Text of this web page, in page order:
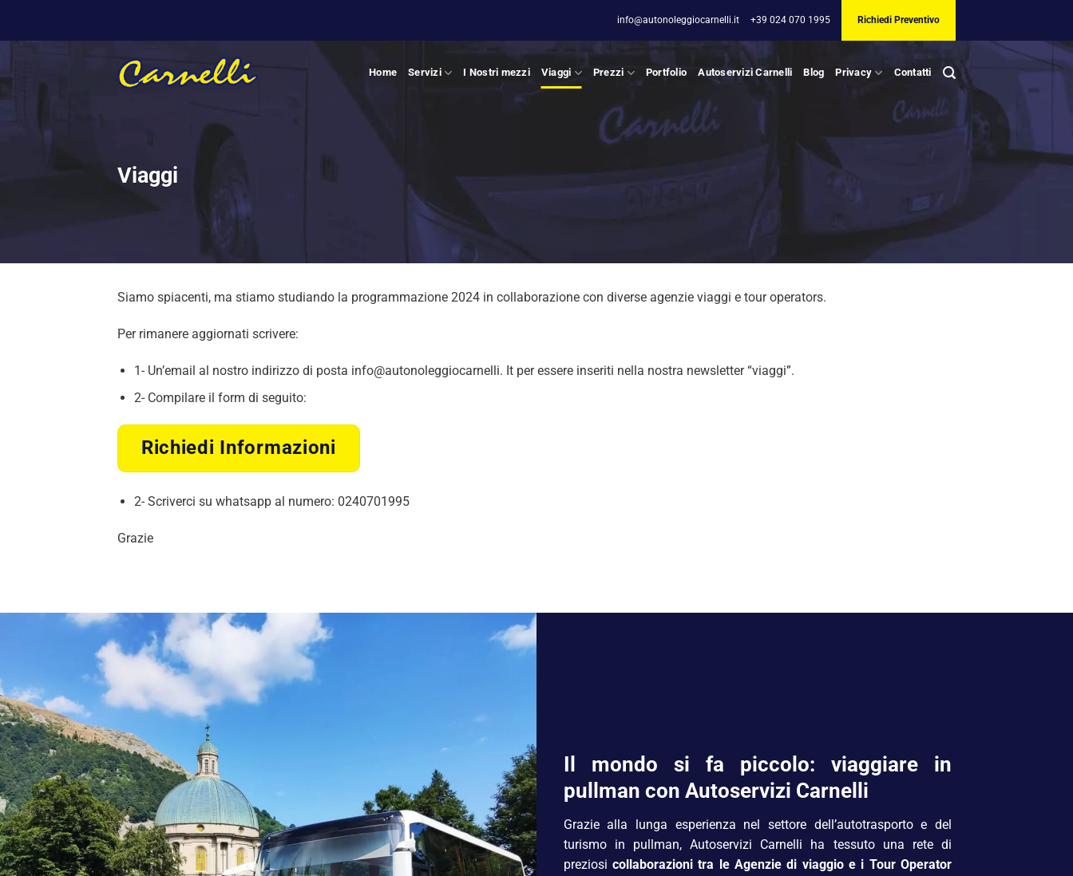
info@autonoleggiocarnelli.it +39 024 070 1995 Richiedi Preventivo
Home Servizi I Nostri mezzi Viaggi Prezzi Portfolio Autoservizi Carnelli Blog Privacy Contatti
Viaggi
Siamo spiacenti, ma stiamo studiando la programmazione 2024 in collaborazione con diverse agenzie viaggi e tour operators.
Per rimanere aggiornati scrivere:
1- Un’email al nostro indirizzo di posta info@autonoleggiocarnelli. It per essere inseriti nella nostra newsletter “viaggi”.
2- Compilare il form di seguito:
Richiedi Informazioni
2- Scriverci su whatsapp al numero: 0240701995
Grazie
Il mondo si fa piccolo: viaggiare in
pullman con Autoservizi Carnelli
Grazie alla lunga esperienza nel settore dell’autotrasporto e del
turismo in pullman, Autoservizi Carnelli ha tessuto una rete di
preziosi collaborazioni tra le Agenzie di viaggio e i Tour Operator